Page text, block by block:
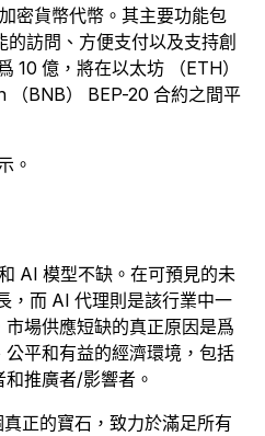
密貨幣代幣。其主要功能包
訪問、方便支付以及支持創
10 億，將在以太坊 （ETH）
（BNB） BEP-20 合約之間平
。
AI 模型不缺。在可預見的未
，而 AI 代理則是該行業中一
場供應短缺的真正原因是爲
平和有益的經濟環境，包括
推廣者/影響者。
正的寶石，致力於滿足所有